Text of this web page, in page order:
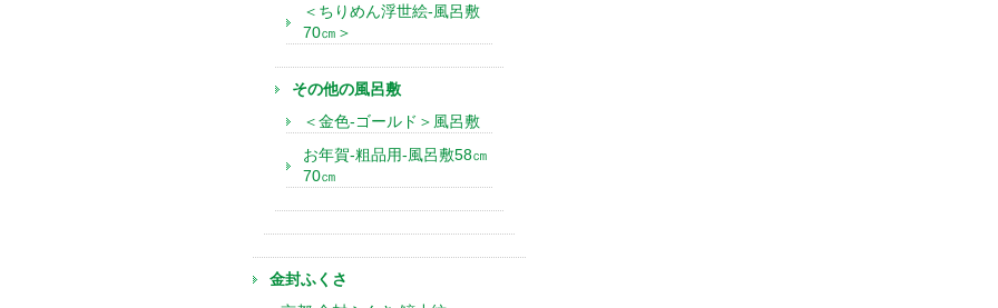
＜ちりめん浮世絵-風呂敷
70㎝＞
その他の風呂敷
＜金色-ゴールド＞風呂敷
お年賀-粗品用-風呂敷58㎝
70㎝
金封ふくさ